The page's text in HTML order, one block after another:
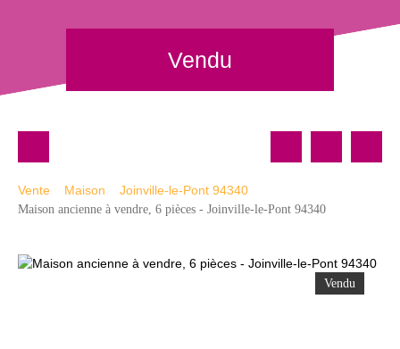
Vendu
Vente Maison
Joinville-le-Pont 94340
Maison ancienne à vendre, 6 pièces - Joinville-le-Pont 94340
Vendu